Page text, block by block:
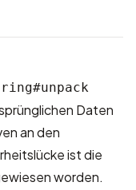
Daten
an den
ist die
worden.